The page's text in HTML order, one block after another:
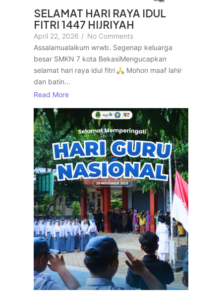
SELAMAT HARI RAYA IDUL
FITRI 1447 HIJRIYAH
April 22, 2026 / No Comments
Assalamualaikum wrwb. Segenap keluarga
besar SMKN 7 kota BekasiMengucapkan
selamat hari raya idul fitri
Mohon maaf lahir
dan batin...
Read More